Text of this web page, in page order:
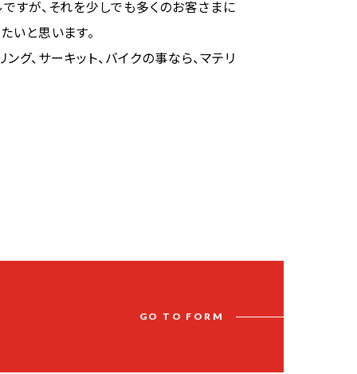
すが、それを少しでも多くのお客さまに
いと思います。
グ、サーキット、バイクの事なら、マテリ
G O T O F O R M